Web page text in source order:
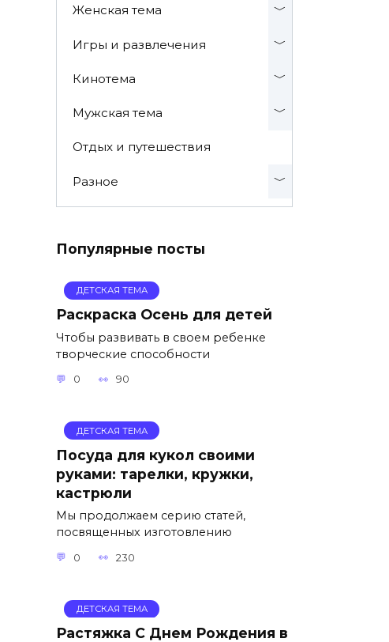
Женская тема
Игры и развлечения
Кинотема
Мужская тема
Отдых и путешествия
Разное
Популярные посты
ДЕТСКАЯ ТЕМА
Раскраска Осень для детей
Чтобы развивать в своем ребенке
творческие способности
0 90
ДЕТСКАЯ ТЕМА
Посуда для кукол своими
руками: тарелки, кружки,
кастрюли
Мы продолжаем серию статей,
посвященных изготовлению
0 230
ДЕТСКАЯ ТЕМА
Растяжка С Днем Рождения в